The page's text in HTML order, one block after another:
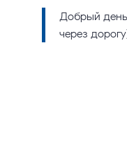
Добрый
через